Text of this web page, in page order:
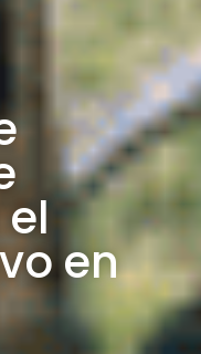
en